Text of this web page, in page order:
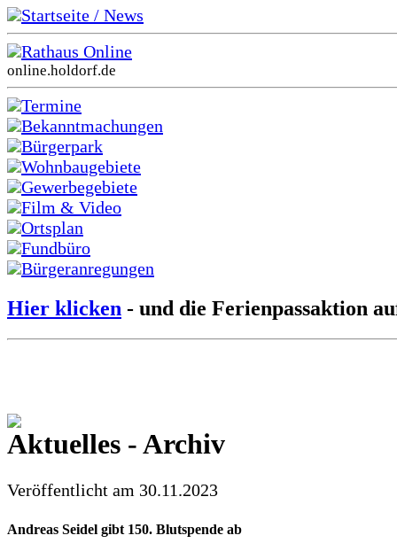
Startseite / News
Rathaus Online
online.holdorf.de
Termine
Bekanntmachungen
Bürgerpark
Wohnbaugebiete
Gewerbegebiete
Film & Video
Ortsplan
Fundbüro
Bürgeranregungen
Hier klicken - und die Ferienpassaktion
Aktuelles - Archiv
Veröffentlicht am 30.11.2023
Andreas Seidel gibt 150. Blutspende ab